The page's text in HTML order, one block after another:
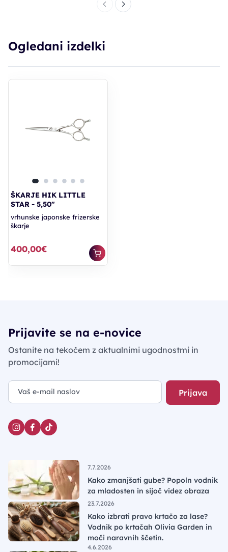
Ogledani izdelki
ŠKARJE HIK LITTLE
STAR - 5,50"
vrhunske japonske frizerske
škarje
400,00€
Prijavite se na e-novice
Ostanite na tekočem z aktualnimi ugodnostmi in
promocijami!
Prijava
7.7.2026
Kako zmanjšati gube? Popoln vodnik
za mladosten in sijoč videz obraza
23.7.2026
Kako izbrati pravo krtačo za lase?
Vodnik po krtačah Olivia Garden in
moči naravnih ščetin.
4.6.2026